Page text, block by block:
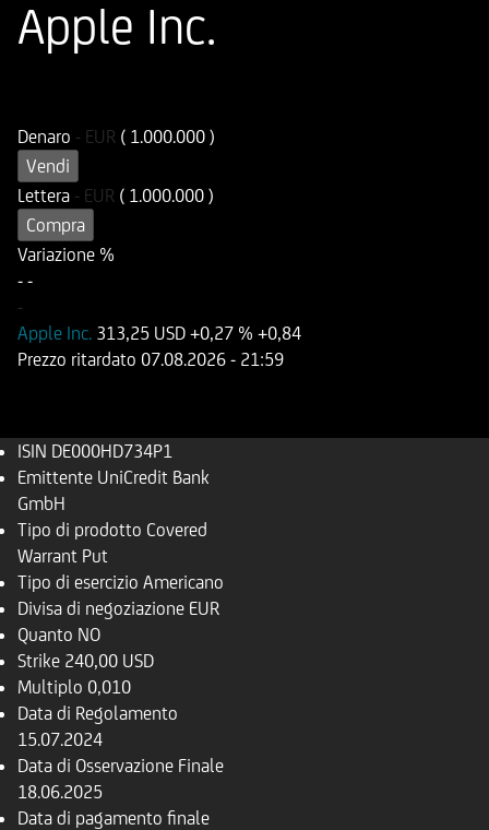
Apple Inc.
Denaro - EUR ( 1.000.000 )
Vendi
Lettera - EUR ( 1.000.000 )
Compra
Variazione %
- -
-
Apple Inc. 313,25 USD +0,27 % +0,84
Prezzo ritardato 07.08.2026 - 21:59
ISIN DE000HD734P1
Emittente UniCredit Bank
GmbH
Tipo di prodotto Covered
Warrant Put
Tipo di esercizio Americano
Divisa di negoziazione EUR
Quanto NO
Strike 240,00 USD
Multiplo 0,010
Data di Regolamento
15.07.2024
Data di Osservazione Finale
18.06.2025
Data di pagamento finale